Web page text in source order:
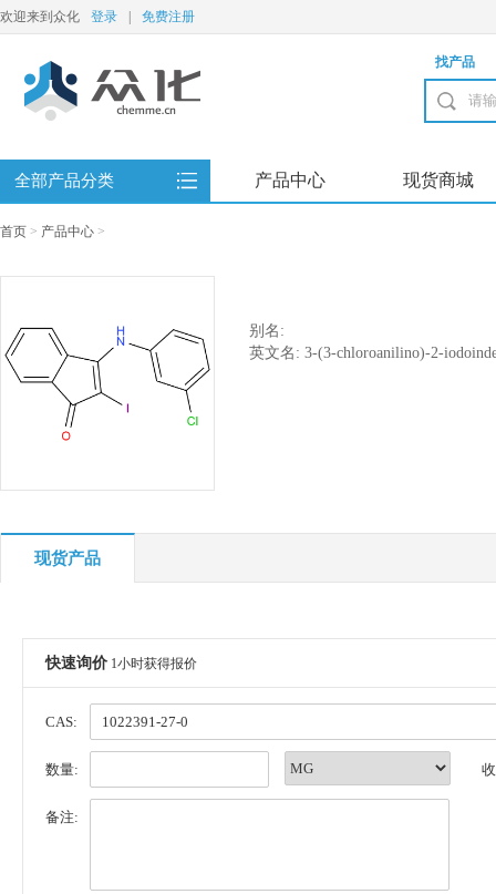
欢迎来到众化 登录 免费注册
找产品
全部产品分类 产品中心 现货商城
首页 > 产品中心 >
别名:
英文名: 3-(3-chloroanilino)-2-
现货产品
快速询价 1小时获得报价
CAS:
数量:
备注: